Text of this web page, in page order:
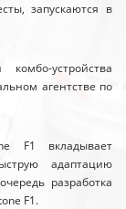
запускаются в
устройства
агентстве по
F1 вкладывает
адаптацию
разработка
F1.